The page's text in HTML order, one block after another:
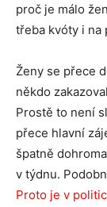
proč je málo
třeba kvóty i na
Ženy se přece
někdo
Prostě to není
přece hlavní
špatně
v týdnu.
Proto je v